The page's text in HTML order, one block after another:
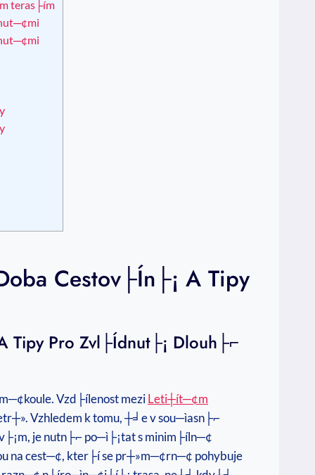
teras├ím
Cestov├ín├¡ A Tipy
Tipy Pro Zvl├ídnut├¡ Dlouh├⌐
Vzd├ílenost meziLeti┼ít─¢m
Vzhledem k tomu, ┼╛e v sou─ìasn├⌐
je nutn├⌐ po─ì├¡tat s minim├íln─¢
na cest─¢, kter├í se pr┼»m─¢rn─¢ pohybuje